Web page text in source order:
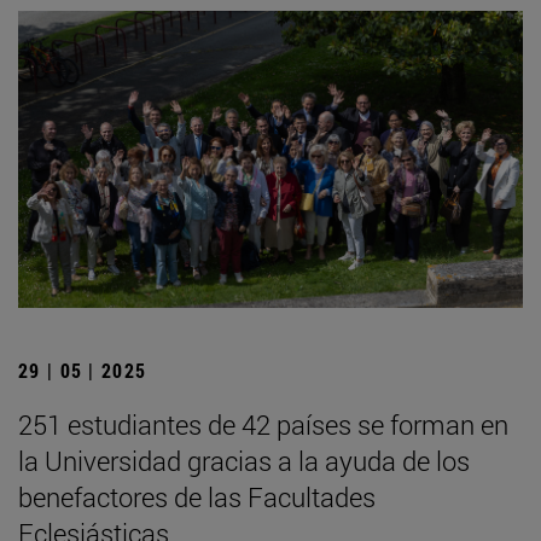
29 | 05 | 2025
251 estudiantes de 42 países se forman en
la Universidad gracias a la ayuda de los
benefactores de las Facultades
Eclesiásticas